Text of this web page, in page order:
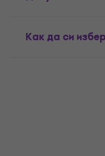
Как да си